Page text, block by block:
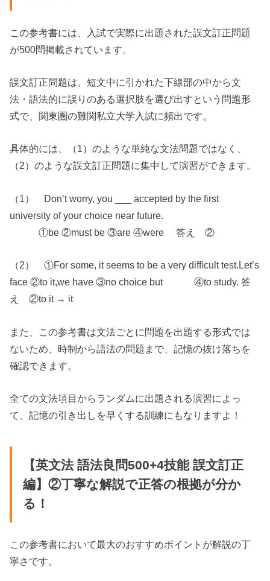
この参考書には、入試で実際に出題された誤文訂正問題
が500問掲載されています。
誤文訂正問題は、短文中に引かれた下線部の中から文
法・語法的に誤りのある選択肢を選び出すという問題形
式で、関東圏の難関私立大学入試に頻出です。
具体的には、（1）のような単純な文法問題ではなく、
（2）のような誤文訂正問題に集中して演習ができます。
（1） Don’t worry, you ___ accepted by the first
university of your choice near future.
①be ②must be ③are ④were 答え ②
（2） ①For some, it seems to be a very difficult test.Let’s
face ②to it,we have ③no choice but ④to study. 答
え ②to it → it
また、この参考書は文法ごとに問題を出題する形式では
ないため、時制から語法の問題まで、記憶の抜け落ちを
確認できます。
全ての文法項目からランダムに出題される演習によっ
て、記憶の引き出しを早くする訓練にもなりますよ！
【英文法 語法良問500+4技能 誤文訂正
編】②丁寧な解説で正答の根拠が分か
る！
この参考書において最大のおすすめポイントが解説の丁
寧さです。